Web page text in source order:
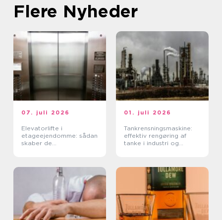
Flere Nyheder
07. juli 2026
Elevatorlifte i
etageejendomme: sådan
skaber de
01. juli 2026
Tankrensningsmaskine:
effektiv rengøring af
tanke i industri og